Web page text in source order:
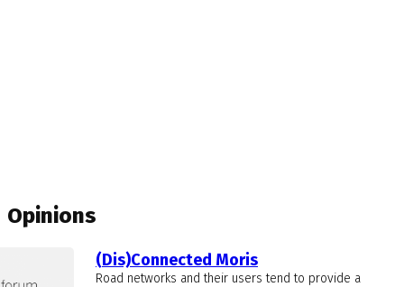
Opinions
(Dis)Connected Moris
Road networks and their users tend to provide a